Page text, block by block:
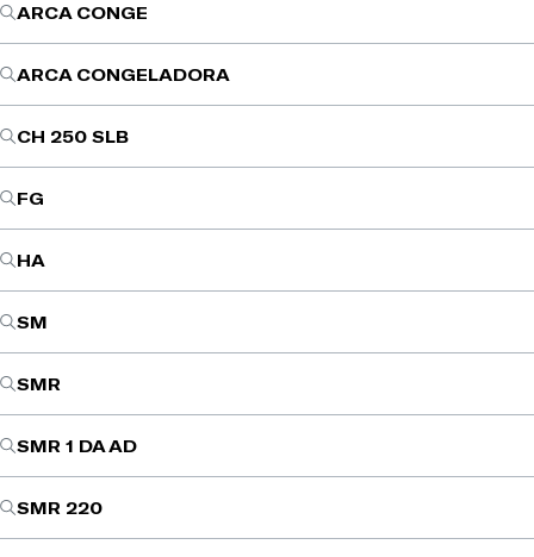
ARCA CONGE
ARCA CONGELADORA
CH 250 SLB
FG
HA
SM
SMR
SMR 1 DA AD
SMR 220